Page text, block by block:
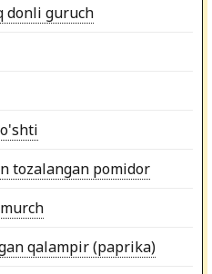
donli guruch
tozalangan pomidor
qalampir (paprika)